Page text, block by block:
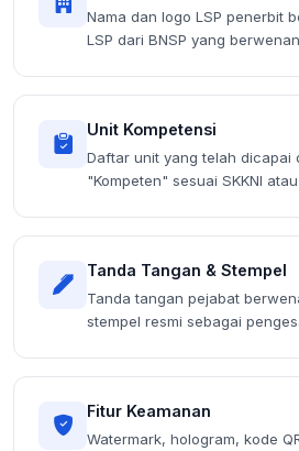
Nama dan logo LSP penerbit
LSP dari BNSP yang
Unit Kompetensi
Daftar unit yang telah dicapai
"Kompeten" sesuai SKKNI
Tanda Tangan & Stempel
Tanda tangan pejabat
stempel resmi sebagai
Fitur Keamanan
Watermark, hologram, kode